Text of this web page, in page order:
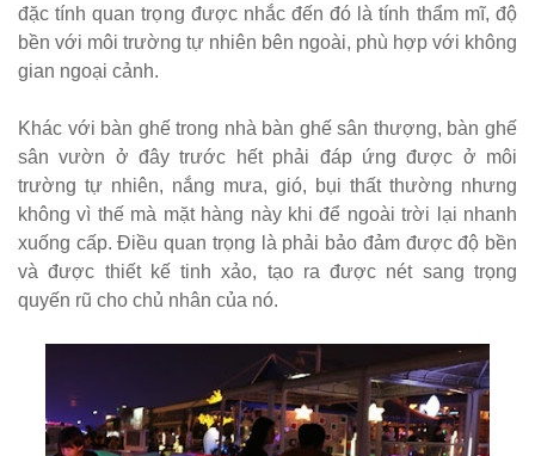
đặc tính quan trọng được nhắc đến đó là tính thẩm mĩ, độ
bền với môi trường tự nhiên bên ngoài, phù hợp với không
gian ngoại cảnh.
Khác với bàn ghế trong nhà bàn ghế sân thượng, bàn ghế
sân vườn ở đây trước hết phải đáp ứng được ở môi
trường tự nhiên, nắng mưa, gió, bụi thất thường nhưng
không vì thế mà mặt hàng này khi để ngoài trời lại nhanh
xuống cấp. Điều quan trọng là phải bảo đảm được độ bền
và được thiết kế tinh xảo, tạo ra được nét sang trọng
quyến rũ cho chủ nhân của nó.